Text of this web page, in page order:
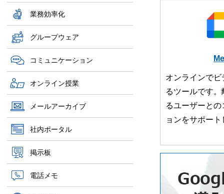
業務効率化
グループウェア
コミュニケーション
オンライン授業
メールアーカイブ
社内ポータル
掲示板
電話メモ
オンラインで
るツールです
るユーザーと
ョンをサポー